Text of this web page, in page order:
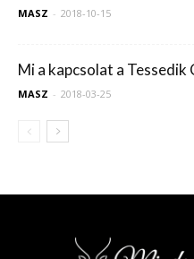
MASZ - 2018-10-15
Mi a kapcsolat a Tessedik
MASZ - 2018-03-25